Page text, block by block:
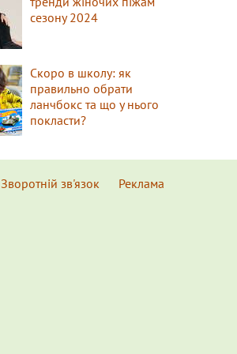
сезону 2024
Скоро в школу: як
правильно обрати
ланчбокс та що у нього
покласти?
Зворотній зв'язок Реклама